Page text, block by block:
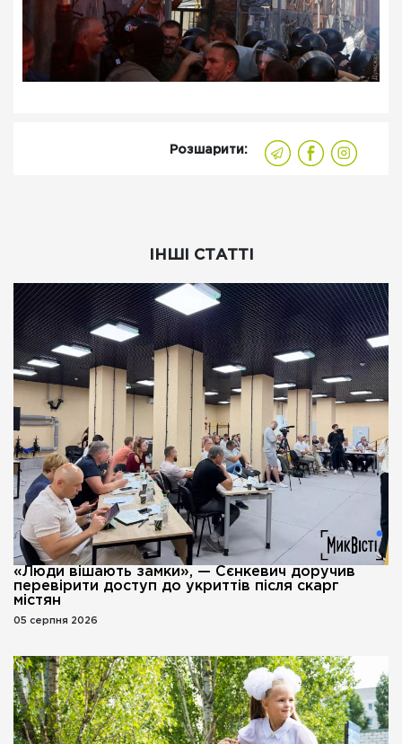
Розшарити:
ІНШІ СТАТТІ
«Люди вішають замки», — Сєнкевич доручив
перевірити доступ до укриттів після скарг
містян
05 серпня 2026